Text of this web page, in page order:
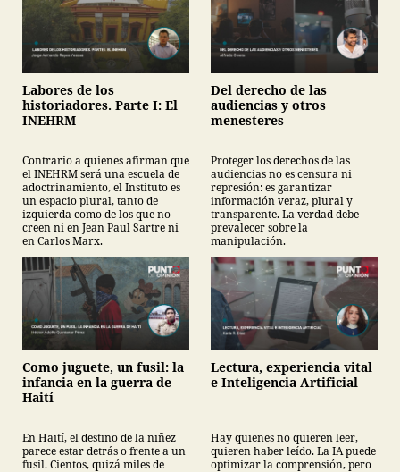
Labores de los
historiadores. Parte I: El
INEHRM
Contrario a quienes afirman que
el INEHRM será una escuela de
adoctrinamiento, el Instituto es
un espacio plural, tanto de
izquierda como de los que no
creen ni en Jean Paul Sartre ni
en Carlos Marx.
Del derecho de las
audiencias y otros
menesteres
Proteger los derechos de las
audiencias no es censura ni
represión: es garantizar
información veraz, plural y
transparente. La verdad debe
prevalecer sobre la
manipulación.
Como juguete, un fusil: la
infancia en la guerra de
Haití
En Haití, el destino de la niñez
parece estar detrás o frente a un
fusil. Cientos, quizá miles de
Lectura, experiencia vital
e Inteligencia Artificial
Hay quienes no quieren leer,
quieren haber leído. La IA puede
optimizar la comprensión, pero